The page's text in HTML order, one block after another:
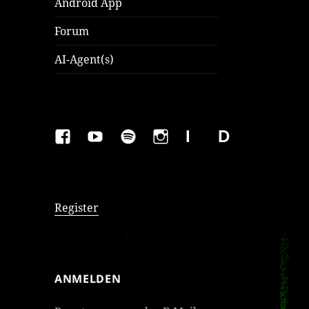
Forum
AI-Agent(s)
FAKEBOOK
YOUTUBESPOTIFYINSTAGRAM
IMPRESSUM
Register
ANMELDEN